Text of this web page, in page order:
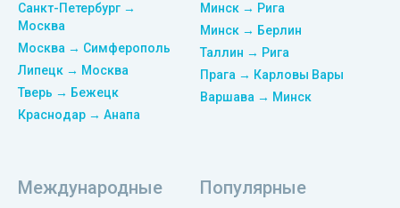
Санкт-Петербург →
Москва
Москва → Симферополь
Липецк → Москва
Тверь → Бежецк
Краснодар → Анапа
Минск → Рига
Минск → Берлин
Таллин → Рига
Прага → Карловы Вары
Варшава → Минск
Международные Популярные